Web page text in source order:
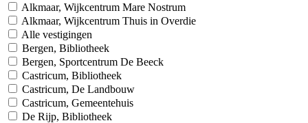
Alkmaar, Wijkcentrum Mare Nostrum
Alkmaar, Wijkcentrum Thuis in Overdie
Alle vestigingen
Bergen, Bibliotheek
Bergen, Sportcentrum De Beeck
Castricum, Bibliotheek
Castricum, De Landbouw
Castricum, Gemeentehuis
De Rijp, Bibliotheek